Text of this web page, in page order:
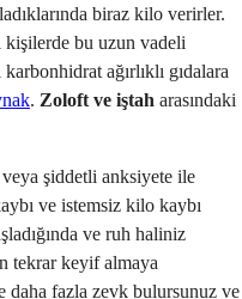
biraz kilo verirler.
kişilerde bu uzun vadeli
ağırlıklı gıdalara
. Zoloft ve iştah arasındaki
şiddetli anksiyete ile
ve istemsiz kilo kaybı
ve ruh haliniz
tekrar keyif almaya
daha fazla zevk bulursunuz ve